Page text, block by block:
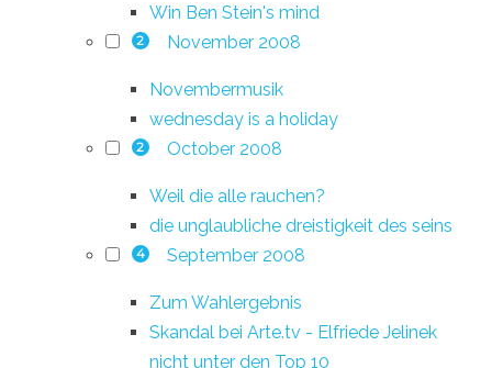
Win Ben Stein's mind
2 November 2008
Novembermusik
wednesday is a holiday
2 October 2008
Weil die alle rauchen?
die unglaubliche dreistigkeit des seins
4 September 2008
Zum Wahlergebnis
Skandal bei Arte.tv - Elfriede Jelinek
nicht unter den Top 10